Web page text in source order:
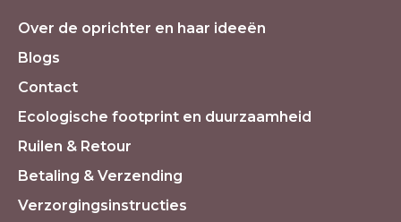
Over de oprichter en haar ideeën
Blogs
Contact
Ecologische footprint en duurzaamheid
Ruilen & Retour
Betaling & Verzending
Verzorgingsinstructies